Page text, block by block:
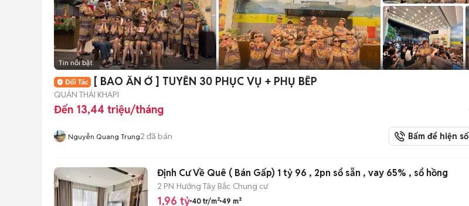
Tin nổi bật
[ BAO ĂN Ở ] TUYỂN 30 PHỤC VỤ + PHỤ BẾP
QUÁN THÁI KHAPI
Đến 13,44 triệu/tháng
Nguyễn Quang Trung2 đã bán Bấm để hiện số
Định Cư Về Quê ( Bán Gấp) 1 tỷ 96 , 2pn sổ sẵn , vay 65% , sổ hồng
2 PN Hướng Tây Bắc Chung cư
1,96 tỷ 40 tr/m² 49 m²